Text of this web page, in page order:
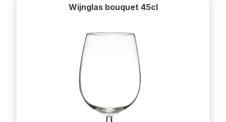
Wijnglas bouquet 45cl